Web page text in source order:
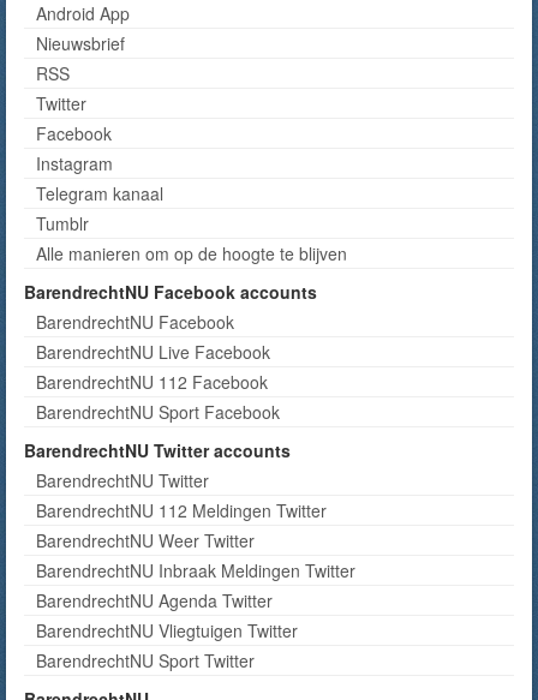
Android App
Nieuwsbrief
RSS
Twitter
Facebook
Instagram
Telegram kanaal
Tumblr
Alle manieren om op de hoogte te blijven
BarendrechtNU Facebook accounts
BarendrechtNU Facebook
BarendrechtNU Live Facebook
BarendrechtNU 112 Facebook
BarendrechtNU Sport Facebook
BarendrechtNU Twitter accounts
BarendrechtNU Twitter
BarendrechtNU 112 Meldingen Twitter
BarendrechtNU Weer Twitter
BarendrechtNU Inbraak Meldingen Twitter
BarendrechtNU Agenda Twitter
BarendrechtNU Vliegtuigen Twitter
BarendrechtNU Sport Twitter